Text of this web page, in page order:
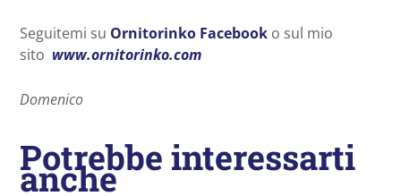
Seguitemi su Ornitorinko Facebook o sul mio
sito www.ornitorinko.com
Domenico
Potrebbe interessarti
anche